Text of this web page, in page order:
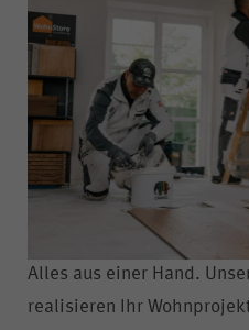
Alles aus einer Hand.
realisieren Ihr